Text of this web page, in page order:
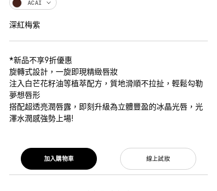
*新品不享9折優惠
旋轉式設計，一旋即現精緻唇妝
注入白芒花籽油等植萃配方，質地滑順不拉扯，輕鬆勾勒
夢想唇形
搭配超透亮潤唇露，即刻升級為立體豐盈的冰晶光唇，光
澤水潤感強勢上場!
ACAI
深紅梅紫
線上試妝
加入購物車